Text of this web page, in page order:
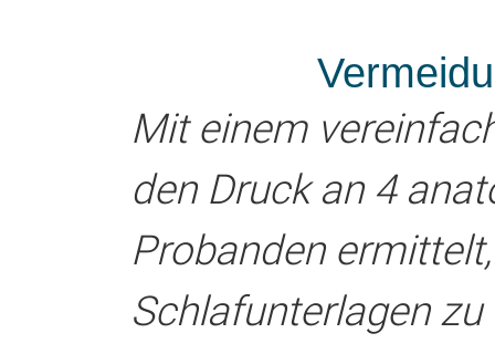
Mit einem
den Druck an 4
Probanden
Schlafunterlagen